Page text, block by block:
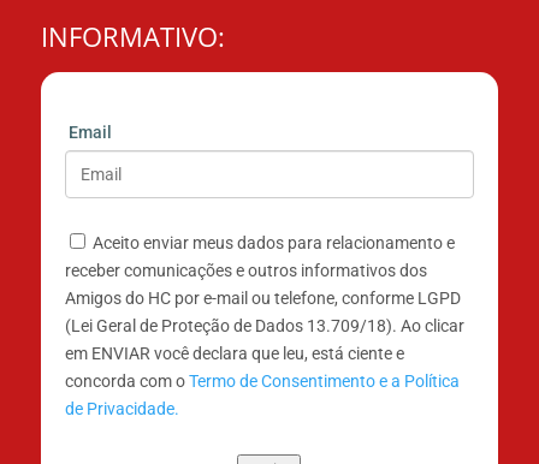
INFORMATIVO:
Email
Aceito enviar meus dados para relacionamento e
receber comunicações e outros informativos dos
Amigos do HC por e-mail ou telefone, conforme LGPD
(Lei Geral de Proteção de Dados 13.709/18). Ao clicar
em ENVIAR você declara que leu, está ciente e
concorda com oTermo de Consentimento e a Política
de Privacidade.